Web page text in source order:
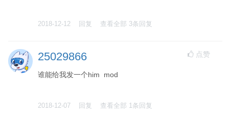
2018-12-12 回复 查看全部 3条回复
25029866 点赞
谁能给我发一个him mod
2018-12-07 回复 查看全部 1 条回复